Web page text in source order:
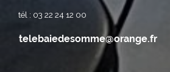
tél : 03 22 24 12 00